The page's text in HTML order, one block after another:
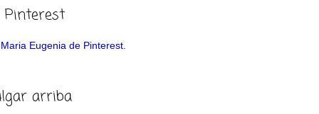
Pinterest
Eugenia de Pinterest.
arriba